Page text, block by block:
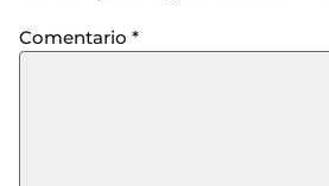
Comentario *